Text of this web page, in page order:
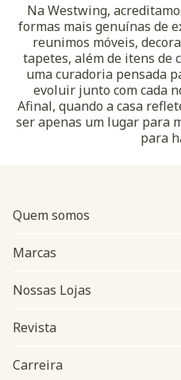
Na Westwing,
formas mais genuínas de
reunimos móveis,
tapetes, além de itens de
uma curadoria pensada
evoluir junto com cada
Afinal, quando a casa
ser apenas um lugar para
para
Quem somos
Marcas
Nossas Lojas
Revista
Carreira